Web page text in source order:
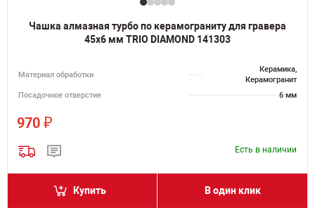
Чашка алмазная турбо по керамограниту для гравера
45х6 мм TRIO DIAMOND 141303
Материал обработки
Керамика,
Керамогранит
Посадочное отверстие
6 мм
970 ₽
Есть в наличии
Купить В один клик